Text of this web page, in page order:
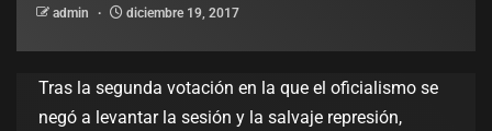
admin diciembre 19, 2017
Tras la segunda votación en la que el oficialismo se
negó a levantar la sesión y la salvaje represión,